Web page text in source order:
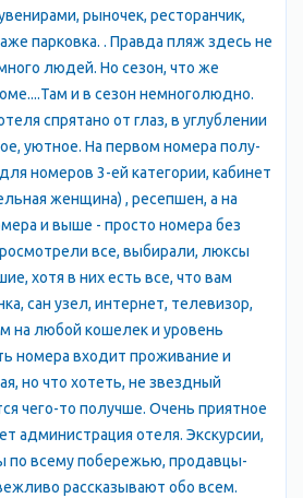
кольцевой маршрут автобуса.
- 10,5 тыс. человек (2000);
крымские татары и другие.
здравниц, среди них одна из
который носит имя своего
О. Бобровой (лечат костно-
туберкулез). В Алупке -
;Ливадия”, производственно-
ПО “Массандра” (цеха
“Мадера”, “Портвейн красный” и
лесничество. Действуют
и детская музыкальная школы,
школа-интернат (лечение
поликлиника; городской центр
производственно-художественной
Петербургской Академии
2 гостиницы, отделения двух
государственный дворцово-
Алупкинский парк; музей
рыночек, ресторанчик,
парковка. . Правда пляж здесь не
людей. Но сезон, что же
и в сезон немноголюдно.
спрятано от глаз, в углублении
уютное. На первом номера полу-
номеров 3-ей категории, кабинет
женщина) , ресепшен, а на
и выше - просто номера без
все, выбирали, люксы
хотя в них есть все, что вам
сан узел, интернет, телевизор,
на любой кошелек и уровень
номера входит проживание и
но что хотеть, не звездный
чего-то получше. Очень приятное
администрация отеля. Экскурсии,
по всему побережью, продавцы-
рассказывают обо всем.